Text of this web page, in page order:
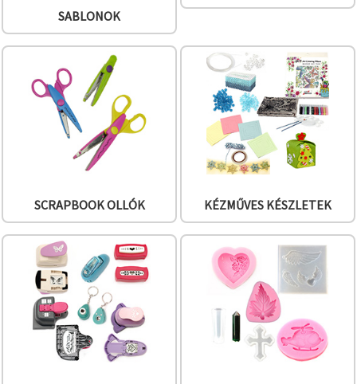
Fogadja
el
mindet
Beállítások
SABLONOK
SCRAPBOOK OLLÓK KÉZMŰVES KÉSZLETEK